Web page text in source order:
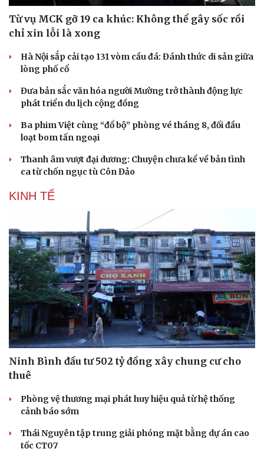
Văn hóa
Văn học
Âm nhạc
Giải trí
Thời trang
Từ vụ MCK gỡ 19 ca khúc: Không thể gây sốc rồi
chỉ xin lỗi là xong
Hà Nội sắp cải tạo 131 vòm cầu đá: Đánh thức di sản giữa
lòng phố cổ
Đưa bản sắc văn hóa người Mường trở thành động lực
phát triển du lịch cộng đồng
Ba phim Việt cùng “đổ bộ” phòng vé tháng 8, đối đầu
loạt bom tấn ngoại
Thanh âm vượt đại dương: Chuyện chưa kể về bản tình
ca từ chốn ngục tù Côn Đảo
KINH TẾ
Ninh Bình đầu tư 502 tỷ đồng xây chung cư cho
thuê
Phòng vệ thương mại phát huy hiệu quả từ hệ thống
cảnh báo sớm
Thái Nguyên tập trung giải phóng mặt bằng dự án cao
tốc CT07